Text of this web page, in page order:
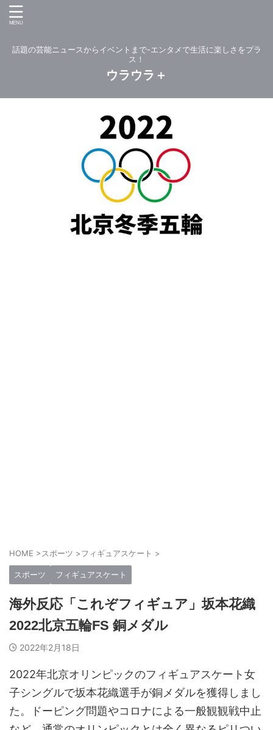
話題の芸能ニュースからイベントまで-エンタメで生活に楽しさをプラ
ス！
ウラウラ＋
HOME >スポーツ >フィギュアスケート >
スポーツ フィギュアスケート
海外反応「これぞフィギュア」坂本花織
2022北京五輪FS 銅メダル
2022年2月18日
2022年北京オリンピックのフィギュアスケート女
子シングルで坂本花織選手が銅メダルを獲得しまし
た。ドーピング問題やコロナによる一般観観戦中止